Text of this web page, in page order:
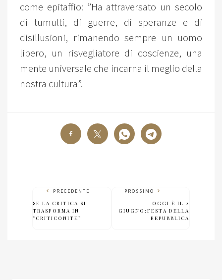
come epitaffio: ”Ha attraversato un secolo
di tumulti, di guerre, di speranze e di
disillusioni, rimanendo sempre un uomo
libero, un risvegliatore di coscienze, una
mente universale che incarna il meglio della
nostra cultura”.
PRECEDENTE
SE LA CRITICA SI
TRASFORMA IN
”CRITICONITE”
PROSSIMO
OGGI È IL 2
GIUGNO:FESTA DELLA
REPUBBLICA